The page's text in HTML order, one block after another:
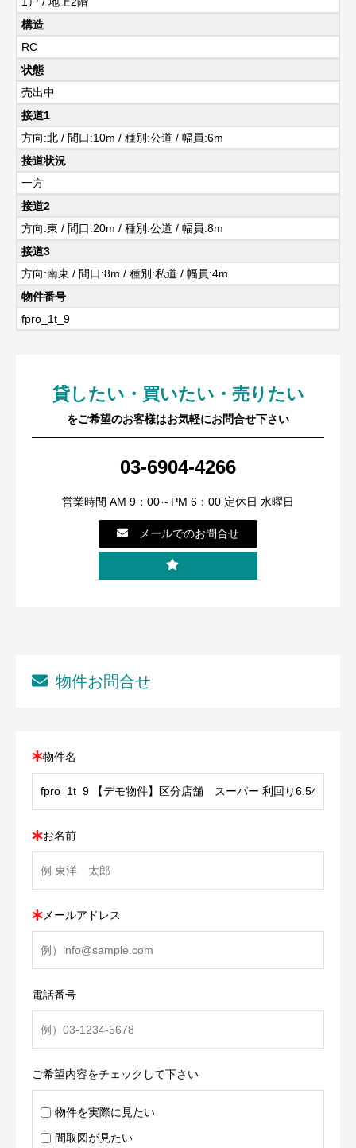
構造
RC
状態
売出中
接道1
方向:北 / 間口:10m / 種別:公道 / 幅員:6m
接道状況
一方
接道2
方向:東 / 間口:20m / 種別:公道 / 幅員:8m
接道3
方向:南東 / 間口:8m / 種別:私道 / 幅員:4m
物件番号
fpro_1t_9
貸したい・買いたい・売りたい
をご希望のお客様はお気軽にお問合せ下さい
03-6904-4266
営業時間 AM 9：00～PM 6：00 定休日 水曜日
メールでのお問合せ
物件お問合せ
物件名
お名前
メールアドレス
電話番号
ご希望内容をチェックして下さい
物件を実際に見たい
間取図が見たい